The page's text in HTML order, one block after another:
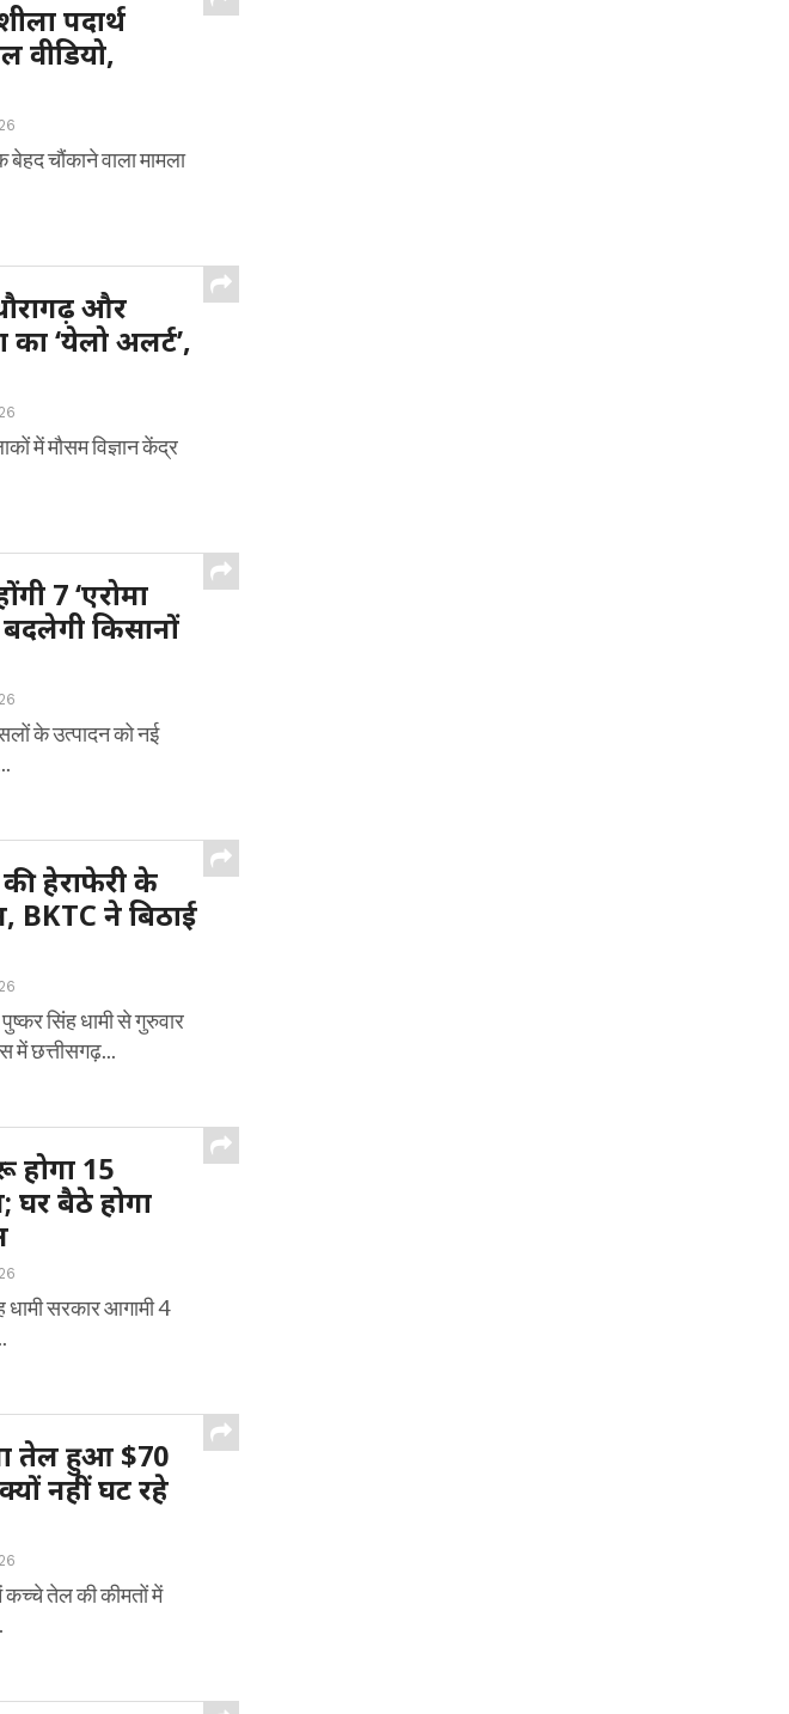
पदार्थ
वीडियो,
चौंकाने वाला मामला
और
का ‘येलो अलर्ट’,
में मौसम विज्ञान केंद्र
7 ‘एरोमा
किसानों
के उत्पादन को नई
हेराफेरी के
BKTC ने बिठाई
सिंह धामी से गुरुवार
में छत्तीसगढ़...
15
घर बैठे होगा
सरकार आगामी 4
तेल हुआ $70
नहीं घट रहे
कच्चे तेल की कीमतों में